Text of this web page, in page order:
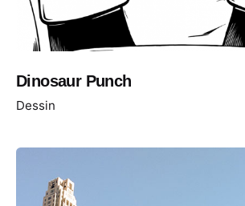
Dinosaur Punch
Dessin